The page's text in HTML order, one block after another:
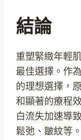
結論
重塑緊緻年輕
最佳選擇。作
的理想選擇，
和顯著的療程
白流失加速導
鬆弛、皺紋等。